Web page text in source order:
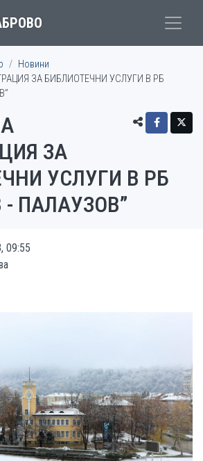
Новини
ЗА БИБЛИОТЕЧНИ УСЛУГИ В РБ
ЗА
УСЛУГИ В РБ
ПАЛАУЗОВ”
09:55